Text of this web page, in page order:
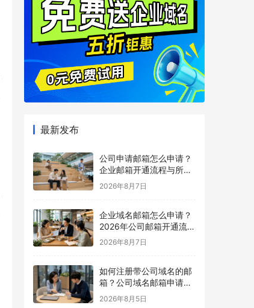
最新发布
公司申请邮箱怎么申请？
企业邮箱开通流程与所需
材料说明
2026年8月7日
企业域名邮箱怎么申请？
2026年公司邮箱开通流程
详解
2026年8月7日
如何注册带公司域名的邮
箱？公司域名邮箱申请与
配置指南
2026年8月5日